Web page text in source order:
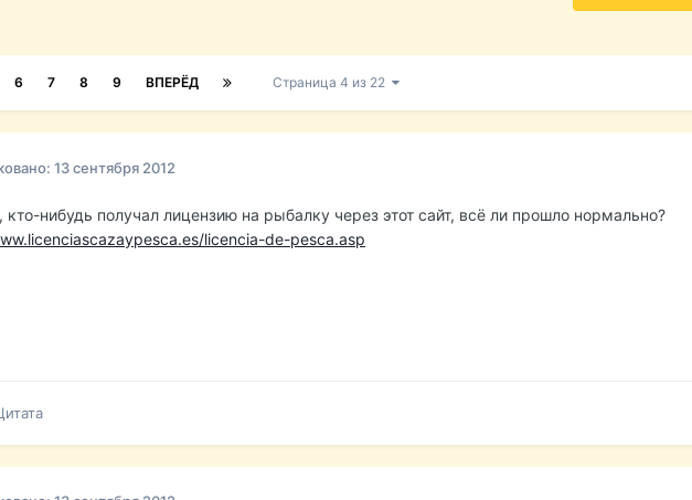
6 7 8 9 ВПЕРЁД Страница 4 из 22
13 сентября 2012
кто-нибудь получал лицензию на рыбалку через этот сайт, всё ли прошло нормально?
licencia-de-pesca.asp